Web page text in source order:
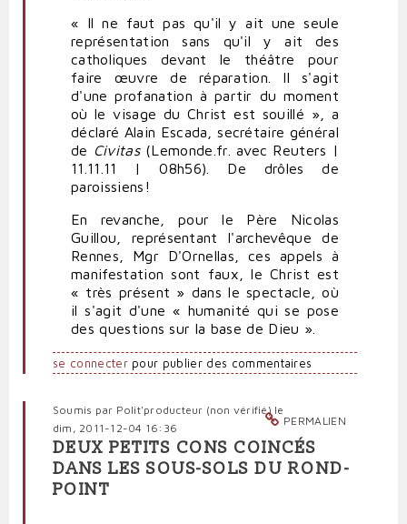
« Il ne faut pas qu'il y ait une seule
représentation sans qu'il y ait des
catholiques devant le théâtre pour
faire œuvre de réparation. Il s'agit
d'une profanation à partir du moment
où le visage du Christ est souillé », a
déclaré Alain Escada, secrétaire général
de Civitas(Lemonde.fr. avec Reuters |
11.11.11 | 08h56). De drôles de
paroissiens!
En revanche, pour le Père Nicolas
Guillou, représentant l'archevêque de
Rennes, Mgr D'Ornellas, ces appels à
manifestation sont faux, le Christ est
« très présent » dans le spectacle, où
il s'agit d'une « humanité qui se pose
des questions sur la base de Dieu ».
se connecterpour publier des commentaires
PERMALIEN
Soumis par Polit'producteur (non vérifié)le
dim, 2011-12-04 16:36
DEUX PETITS CONS COINCÉS
DANS LES SOUS-SOLS DU ROND-
POINT